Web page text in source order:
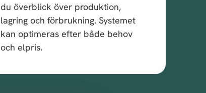
du överblick över produktion,
lagring och förbrukning. Systemet
kan optimeras efter både behov
och elpris.